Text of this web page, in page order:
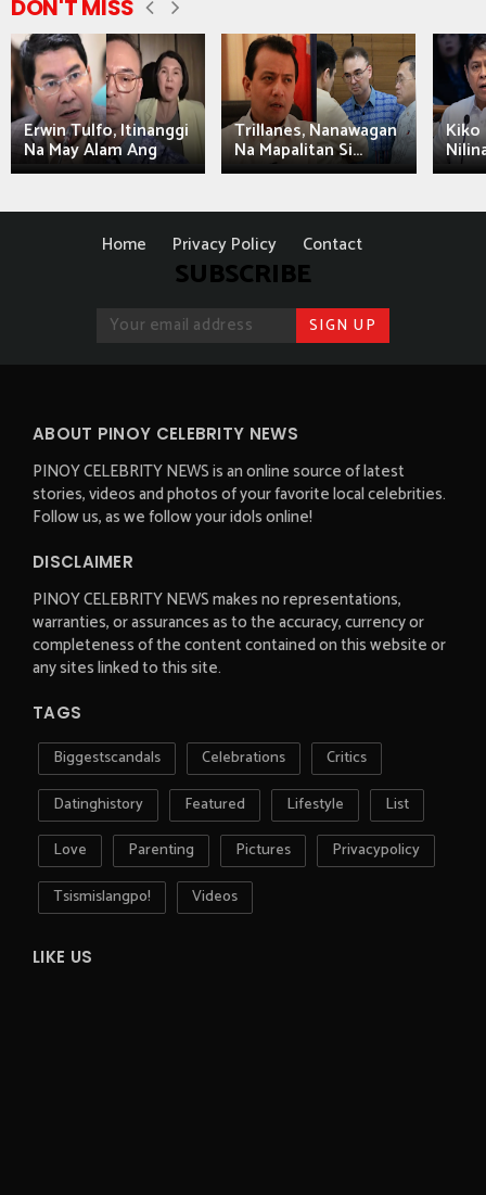
DON'T MISS
Erwin Tulfo, Itinanggi
Na May Alam Ang
Trillanes, Nanawagan
Na Mapalitan Si...
Kiko
Home Privacy Policy Contact
SUBSCRIBE
ABOUT PINOY CELEBRITY NEWS
PINOY CELEBRITY NEWS is an online source of latest
stories, videos and photos of your favorite local celebrities.
Follow us, as we follow your idols online!
DISCLAIMER
PINOY CELEBRITY NEWS makes no representations,
warranties, or assurances as to the accuracy, currency or
completeness of the content contained on this website or
any sites linked to this site.
TAGS
Biggestscandals Celebrations
Critics
Datinghistory
Featured Lifestyle
List
Love
Parenting Pictures
Privacypolicy
Tsismislangpo!
Videos
LIKE US